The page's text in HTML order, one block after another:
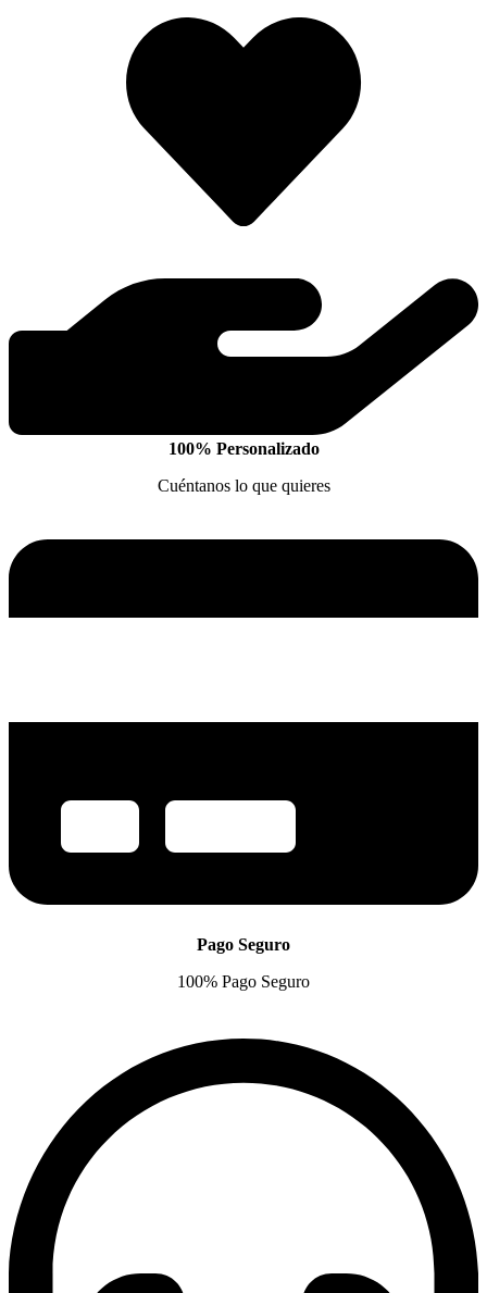
100% Personalizado
Cuéntanos lo que quieres
Pago Seguro
100% Pago Seguro